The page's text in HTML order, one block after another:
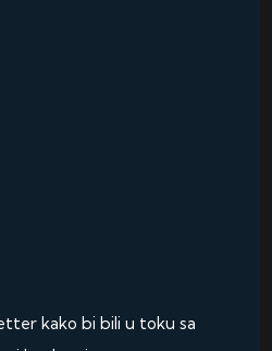
kako bi bili u toku sa